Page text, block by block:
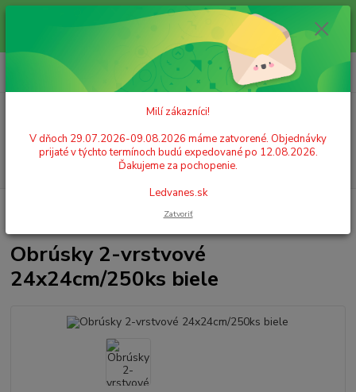
Milí zákazníci! V dňoch 29.07.2026-09.08.2026 máme zatvorené.
Objednávky prijaté v týchto termínoch budú expedované po 12.08.2026.
Ďakujeme za pochopenie. Ledvanes.sk
+421 908 755 958
Po. - Pia. od 9:00 hod. - 16:00 hod.
za0,00 EUR
Obrúsky 2-vrstvové
24x24cm/250ks biele
Milí zákazníci!
V dňoch 29.07.2026-09.08.2026 máme zatvorené. Objednávky
prijaté v týchto termínoch budú expedované po 12.08.2026.
Ďakujeme za pochopenie.
Ledvanes.sk
Zatvoriť